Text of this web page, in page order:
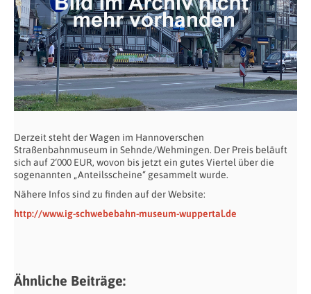
Derzeit steht der Wagen im Hannoverschen
Straßenbahnmuseum in Sehnde/Wehmingen. Der Preis beläuft
sich auf 2‘000 EUR, wovon bis jetzt ein gutes Viertel über die
sogenannten „Anteilsscheine“ gesammelt wurde.
Nähere Infos sind zu finden auf der Website:
http://www.ig-schwebebahn-museum-wuppertal.de
Ähnliche Beiträge: